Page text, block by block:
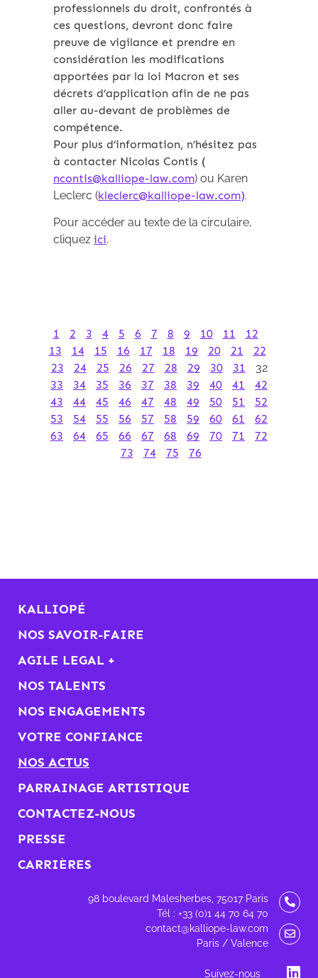
professionnels du droit, confrontés à
ces questions, devront donc faire
preuve de vigilance et prendre en
considération les modifications
apportées par la loi Macron et ses
décrets d’application afin de ne pas
aller au-devant de problèmes de
compétence.
Pour plus d’information, n’hésitez pas
à contacter Nicolas Contis (
ncontis@kalliope-law.com) ou Karen
Leclerc (kleclerc@kalliope-law.com).
Pour accéder au texte de la circulaire,
cliquez ici.
1 2 3 4 5 6 7 8 9 10 11
12
13
14 15 16 17 18 19 20 21
22
23
24 25 26 27 28 29 30 31
32
33
34 35 36 37 38 39 40 41
42
43
44 45 46 47 48 49 50 51
52
53
54 55 56 57 58 59 60 61
62
63
64 65 66 67 68 69 70 71
72
73
74 75 76
KALLIOPÉ
NOS SAVOIR-FAIRE
AGILE LEGAL +
NOS TALENTS
NOS ENGAGEMENTS
VOTRE CONFIANCE
NOS ACTUS
PARRAINAGE ARTISTIQUE
CONTACTEZ-NOUS
PRESSE
CARRIÈRES
98 boulevard Malesherbes, 75017 Paris
Tél : +33 (0)1 44 70 64 70
contact@kalliope-law.com
Paris / Valence
Suivez-nous